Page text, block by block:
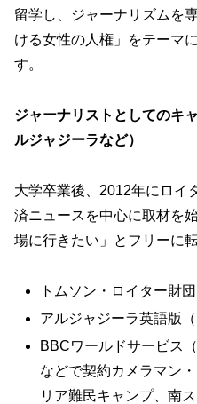
留学し、ジャーナリズムを
ける女性の人権」をテーマ
す。
ジャーナリストとしてのキ
ルジャジーラなど）
大学卒業後、2012年にロイ
済ニュースを中心に取材を
場に行きたい」とフリーに
トムソン・ロイター財
アルジャジーラ英語版（
BBCワールドサービス（
などで契約カメラマン
リア難民キャンプ、南